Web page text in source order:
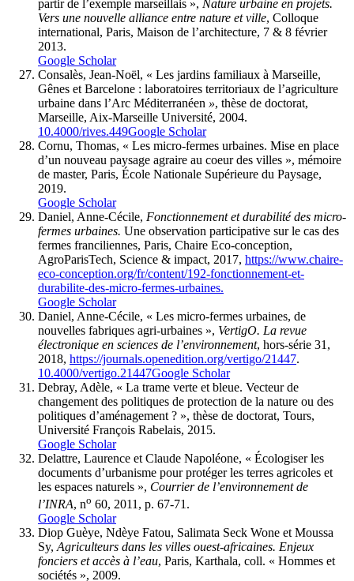
partir de l’exemple marseillais », Nature urbaine en projets.
Vers une nouvelle alliance entre nature et ville, Colloque
international, Paris, Maison de l’architecture, 7 & 8 février
2013.
Google Scholar
Consalès, Jean-Noël, « Les jardins familiaux à Marseille,
Gênes et Barcelone : laboratoires territoriaux de l’agriculture
urbaine dans l’Arc Méditerranéen », thèse de doctorat,
Marseille, Aix-Marseille Université, 2004.
10.4000/rives.449Google Scholar
Cornu, Thomas, « Les micro-fermes urbaines. Mise en place
d’un nouveau paysage agraire au coeur des villes », mémoire
de master, Paris, École Nationale Supérieure du Paysage,
2019.
Google Scholar
Daniel, Anne-Cécile, Fonctionnement et durabilité des micro-
fermes urbaines. Une observation participative sur le cas des
fermes franciliennes, Paris, Chaire Eco-conception,
AgroParisTech, Science & impact, 2017, https://www.chaire-
eco-conception.org/fr/content/192-fonctionnement-et-
durabilite-des-micro-fermes-urbaines.
Google Scholar
Daniel, Anne-Cécile, « Les micro-fermes urbaines, de
nouvelles fabriques agri-urbaines », VertigO. La revue
électronique en sciences de l’environnement, hors-série 31,
2018, https://journals.openedition.org/vertigo/21447.
10.4000/vertigo.21447Google Scholar
Debray, Adèle, « La trame verte et bleue. Vecteur de
changement des politiques de protection de la nature ou des
politiques d’aménagement ? », thèse de doctorat, Tours,
Université François Rabelais, 2015.
Google Scholar
Delattre, Laurence et Claude Napoléone, « Écologiser les
documents d’urbanisme pour protéger les terres agricoles et
les espaces naturels », Courrier de l’environnement de
l’INRA, no 60, 2011, p. 67-71.
Google Scholar
Diop Guèye, Ndèye Fatou, Salimata Seck Wone et Moussa
Sy, Agriculteurs dans les villes ouest-africaines. Enjeux
fonciers et accès à l’eau, Paris, Karthala, coll. « Hommes et
sociétés », 2009.